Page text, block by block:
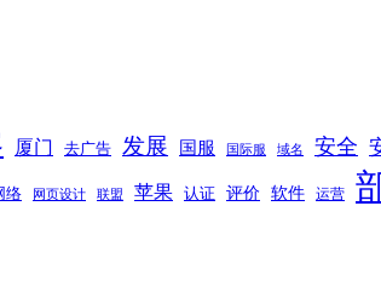
厦门 去广告 发展 国服 国际服 域名 安全
络 网页设计 联盟 苹果 认证 评价 软件 运营